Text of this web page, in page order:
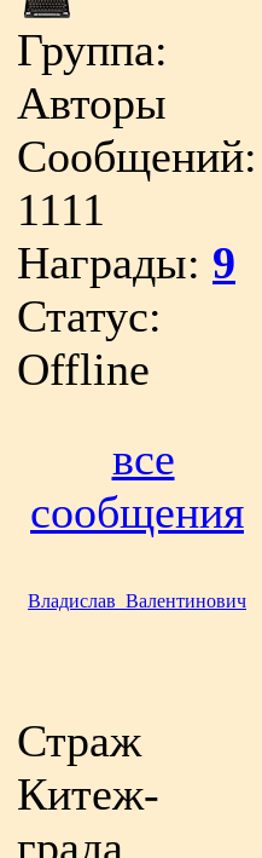
Группа:
Авторы
Сообщений:
1111
Награды: 9
Статус:
Offline
все
сообщения
Владислав_Валентинович
Страж
Китеж-
града